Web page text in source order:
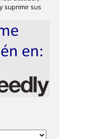
suprimir sus